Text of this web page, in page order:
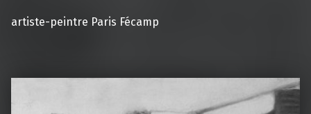
artiste-peintre Paris Fécamp